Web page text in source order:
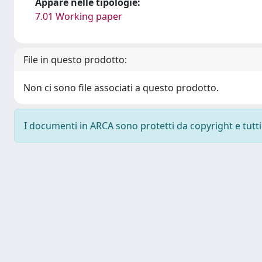
7.01 Working paper
File in questo prodotto:
Non ci sono file associati a questo prodotto.
I documenti in ARCA sono protetti da copyright e